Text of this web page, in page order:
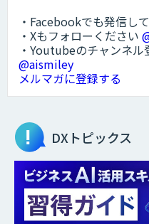
・Facebookでも発信し
・Xもフォローください
・Youtubeのチャンネ
@aismiley
メルマガに登録する
DXトピックス